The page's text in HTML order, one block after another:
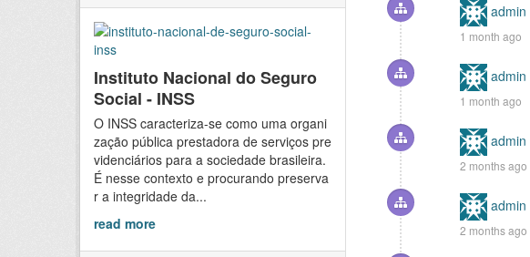
Instituto Nacional do Seguro
Social - INSS
O INSS caracteriza-se como uma organi
zação pública prestadora de serviços pre
videnciários para a sociedade brasileira.
É nesse contexto e procurando preserva
r a integridade da...
read more
admin
1 month ago
admin
1 month ago
admin
2 months ago
admin
2 months ago